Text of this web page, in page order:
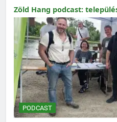
Zöld Hang podcast:
PODCAST